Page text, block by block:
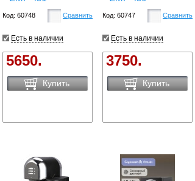
Код: 60748 Сравнить
Есть в наличии
5650.
Купить
Код: 60747 Сравнить
Есть в наличии
3750.
Купить